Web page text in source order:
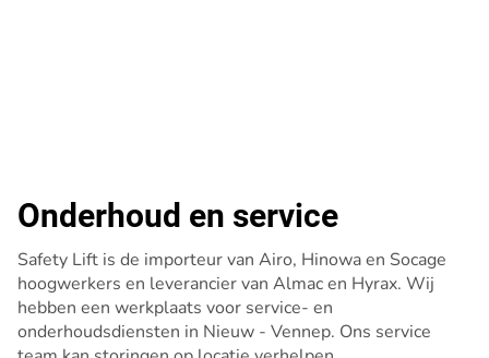
Onderhoud en service
Safety Lift is de importeur van Airo, Hinowa en Socage
hoogwerkers en leverancier van Almac en Hyrax. Wij
hebben een werkplaats voor service- en
onderhoudsdiensten in Nieuw - Vennep. Ons service